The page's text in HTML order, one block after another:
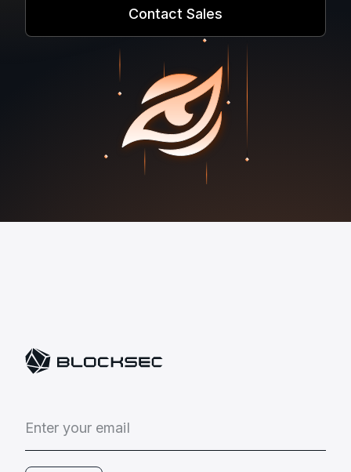
Contact Sales
Enter your email